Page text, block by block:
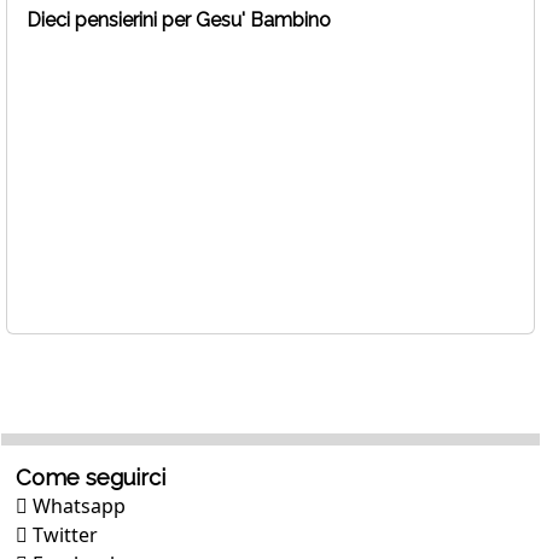
Dieci pensierini per Gesu' Bambino
Come seguirci
Whatsapp
Twitter